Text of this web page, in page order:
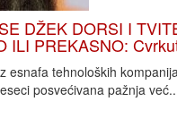
DŽEK DORSI I
ILI PREKASNO:
esnafa tehnoloških
posvećivana pažnja